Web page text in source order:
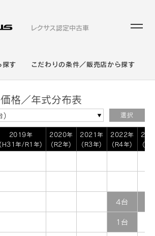
レクサス認定中古車
探す こだわりの条件／販売店から探す
格／年式分布表
) 選択
2019年
(H31年/R1年)
2020年
(R2年)
2021年
(R3年)
2022年
(R4年)
4台
1台